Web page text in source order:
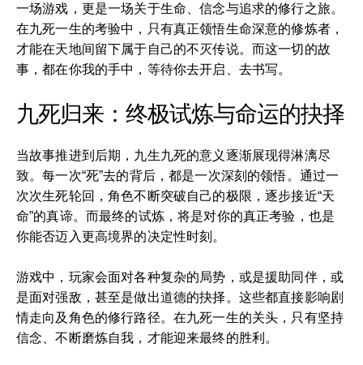
一场游戏，更是一场关于生命、信念与追求的修行之旅。
在九死一生的考验中，只有真正领悟生命深意的修炼者，
才能在天地间留下属于自己的不灭传说。而这一切的故
事，都在你我的手中，等待你去开启、去书写。
九死归来：终极试炼与命运的抉择
当故事推进到后期，九生九死的意义逐渐展现得淋漓尽
致。每一次“死”去的背后，都是一次深刻的领悟。通过一
次次生死轮回，角色不断突破自己的极限，逐步接近“天
命”的真谛。而最终的试炼，将是对你的真正考验，也是
你能否迈入更高境界的决定性时刻。
游戏中，玩家会面对各种复杂的局势，或是援助同伴，或
是面对强敌，甚至是做出道德的抉择。这些都直接影响剧
情走向及角色的修行路径。在九死一生的关头，只有坚持
信念、不断磨炼自我，才能迎来最终的胜利。